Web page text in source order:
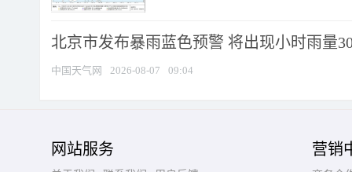
北京市发布暴雨蓝色预警 将出现小时雨量
中国天气网 2026-08-07 09:04
网站服务 营销